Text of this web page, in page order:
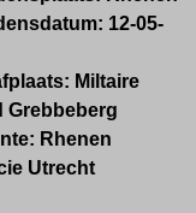
12-05-
Miltaire
Grebbeberg
Rhenen
Utrecht